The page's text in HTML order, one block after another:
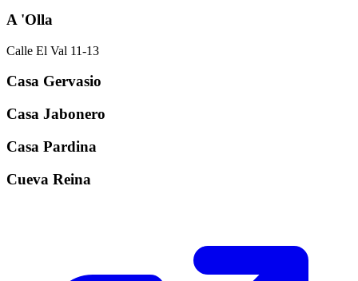
A 'Olla
Calle El Val 11-13
Casa Gervasio
Casa Jabonero
Casa Pardina
Cueva Reina